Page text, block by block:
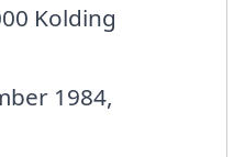
Kolding
1984,